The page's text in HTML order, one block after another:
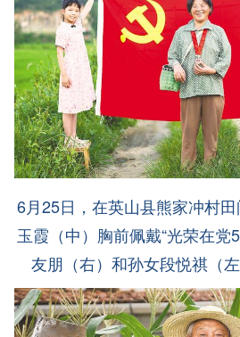
6月25日，在英山县熊家冲村
玉霞（中）胸前佩戴“光荣在党
友朋（右）和孙女段悦祺（